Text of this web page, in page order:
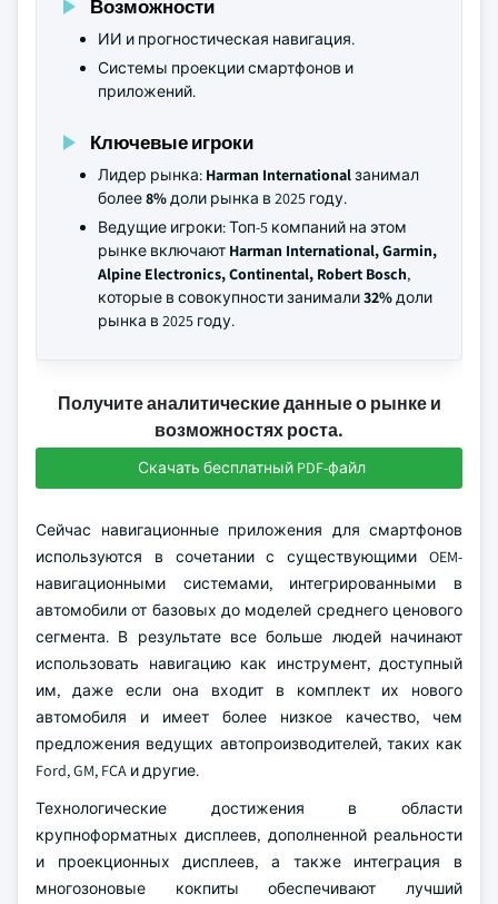
Возможности
ИИ и прогностическая навигация.
Системы проекции смартфонов и
приложений.
Ключевые игроки
Лидер рынка: Harman Internationalзанимал
более8%доли рынка в 2025 году.
Ведущие игроки: Топ-5 компаний на этом
рынке включают Harman International, Garmin,
Alpine Electronics, Continental, Robert Bosch,
которые в совокупности занимали32%доли
рынка в 2025 году.
Получите аналитические данные о рынке и
возможностях роста.
Скачать бесплатный PDF-файл
Сейчас навигационные приложения для смартфонов
используются в сочетании с существующими OEM-
навигационными системами, интегрированными в
автомобили от базовых до моделей среднего ценового
сегмента. В результате все больше людей начинают
использовать навигацию как инструмент, доступный
им, даже если она входит в комплект их нового
автомобиля и имеет более низкое качество, чем
предложения ведущих автопроизводителей, таких как
Ford, GM, FCA и другие.
Технологические достижения в области
крупноформатных дисплеев, дополненной реальности
и проекционных дисплеев, а также интеграция в
многозоновые кокпиты обеспечивают лучший